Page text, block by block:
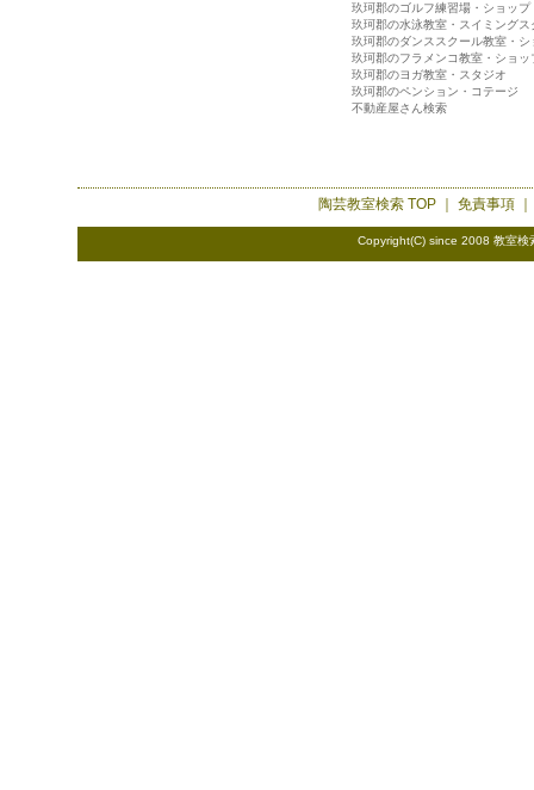
玖珂郡のゴルフ練習場・ショップ
玖珂郡の水泳教室・スイミングス
玖珂郡のダンススクール教室・シ
玖珂郡のフラメンコ教室・ショッ
玖珂郡のヨガ教室・スタジオ
玖珂郡のペンション・コテージ
不動産屋さん検索
陶芸教室検索TOP ｜ 免責事項
Copyright(C) since 2008 教室検